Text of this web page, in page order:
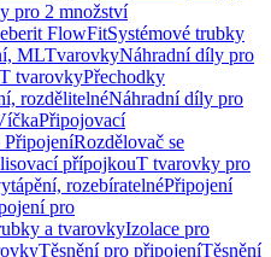
pro 2 množství
FlowFitSystémové trubky
MLTvarovkyNáhradní díly pro
T tvarovkyPřechodky
rozdělitelnéNáhradní díly pro
Připojovací
Rozdělovač se
přípojkouT tvarovky pro
rozebíratelnéPřipojení
pro
a tvarovkyIzolace pro
Těsnění pro připojeníTěsnění